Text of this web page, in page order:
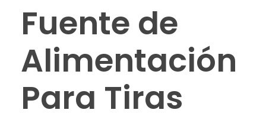
Fuente de
Alimentación
Para Tiras